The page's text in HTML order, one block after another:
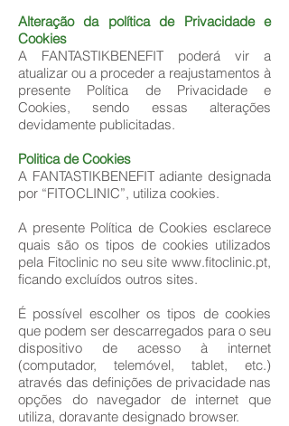
Alteração da política de Privacidade e
Cookies
A FANTASTIKBENEFIT poderá vir a
atualizar ou a proceder a reajustamentos à
presente Política de Privacidade e
Cookies, sendo essas alterações
devidamente publicitadas.
Politica de Cookies
A FANTASTIKBENEFIT adiante designada
por “FITOCLINIC”, utiliza cookies.
A presente Política de Cookies esclarece
quais são os tipos de cookies utilizados
pela Fitoclinic no seu site www.fitoclinic.pt,
ficando excluídos outros sites.
É possível escolher os tipos de cookies
que podem ser descarregados para o seu
dispositivo de acesso à internet
(computador, telemóvel, tablet, etc.)
através das definições de privacidade nas
opções do navegador de internet que
utiliza, doravante designado browser.